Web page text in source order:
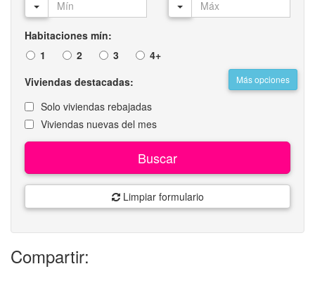
Habitaciones mín:
1
2 3 4+
Más opciones
Viviendas destacadas:
Solo viviendas rebajadas
Viviendas nuevas del mes
Buscar
Limpiar formulario
Compartir: